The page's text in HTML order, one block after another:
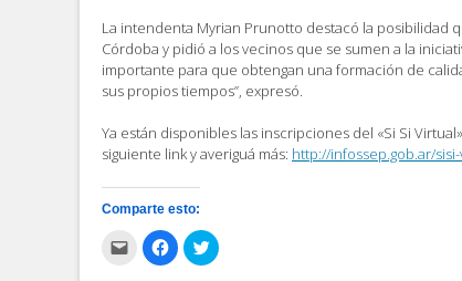
La intendenta Myrian Prunotto destacó la posibilidad
Córdoba y pidió a los vecinos que se sumen a la
importante para que obtengan una formación de
sus propios tiempos”, expresó.
Ya están disponibles las inscripciones del «Si Si
siguiente link y averiguá más: http://infossep.gob.ar/
Comparte esto:
Haz
clic
para
Haz
clic
para
Haz
clic